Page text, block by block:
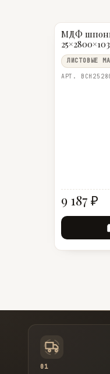
МДФ
ЛИСТОВЫЕ
АРТ.
9 187 ₽
01